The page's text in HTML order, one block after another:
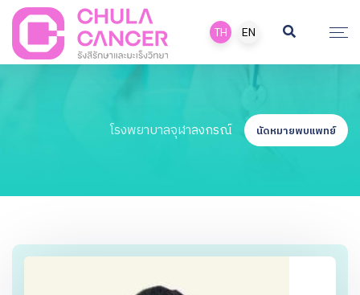
TH EN
โรงพยาบาลจุฬาลงกรณ์ นัดหมายพบแพทย์